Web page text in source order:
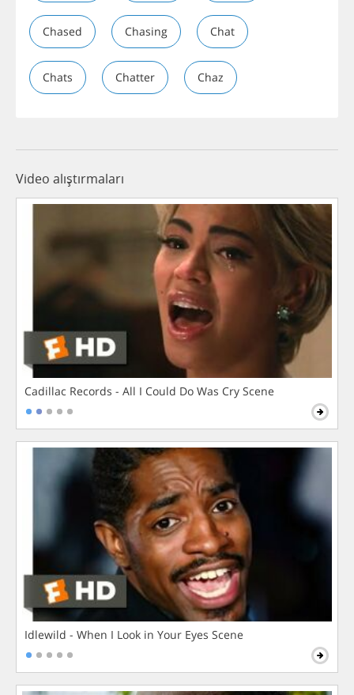
Chased Chasing Chat
Chats Chatter Chaz
Video alıştırmaları
Cadillac Records - All I Could Do Was Cry Scene
Idlewild - When I Look in Your Eyes Scene